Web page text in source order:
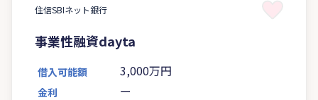
住信SBIネット銀行
事業性融資dayta
借入可能額 3,000万円
金利 ー